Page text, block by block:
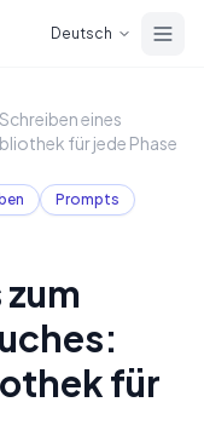
Deutsch
eines
für jede Phase
Prompts
für